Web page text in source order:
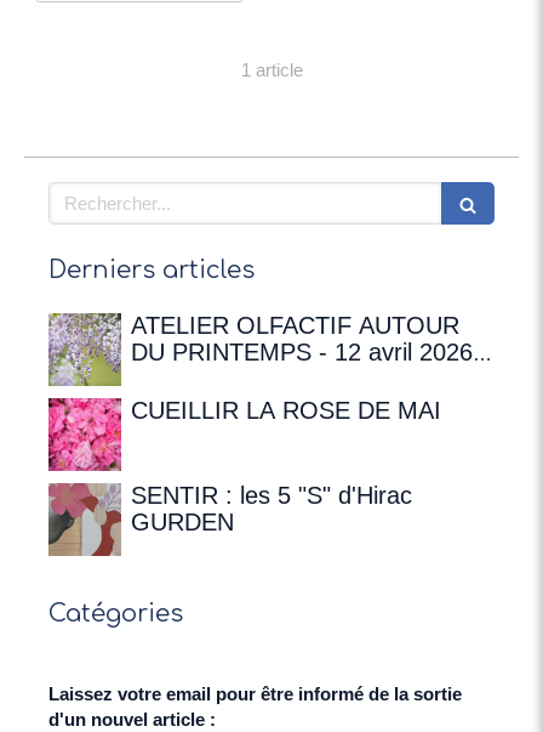
1 article
Rechercher
Derniers articles
ATELIER OLFACTIF AUTOUR
DU PRINTEMPS - 12 avril 2026 à
Chateaubriand
CUEILLIR LA ROSE DE MAI
SENTIR : les 5 "S" d'Hirac
GURDEN
Catégories
Laissez votre email pour être informé de la sortie
d'un nouvel article :